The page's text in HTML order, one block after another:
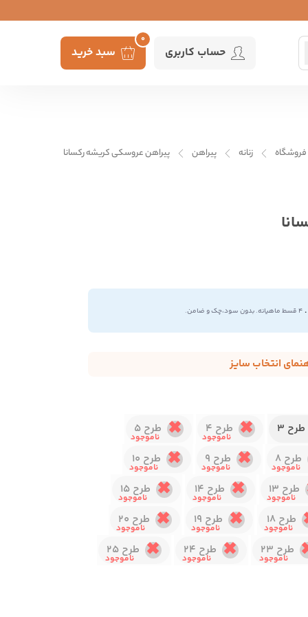
حساب کاربری سبد خرید
0
فروشگاه زنانه پیراهن پیراهن عروسکی کریشه رکسانا
. ۴ قسط ماهیانه. بدون سود،چک و ضامن.
انتخاب سایز
طرح 3 طرح 4
طرح 5
طرح 8 طرح 9
طرح 10
طرح 13 طرح 14
طرح 15
طرح 18 طرح 19
طرح 20
طرح 23 طرح 24 طرح 25